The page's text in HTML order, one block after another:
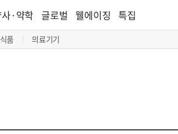
품 의료기기
·약학 글로벌 웰에이징 특집